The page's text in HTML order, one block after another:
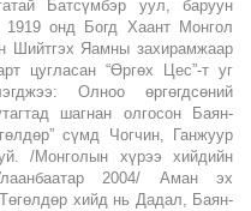
Батсүмбэр уул, баруун
онд Богд Хаант Монгол
Шийтгэх Яамны захирамжаар
цугласан “Өргөх Цес”-т уг
Олноо өргөгдсөний
шагнан олгосон Баян-
сүмд Чогчин, Ганжуур
/Монголын хүрээ хийдийн
2004/ Аман эх
хийд нь Дадал, Баян-